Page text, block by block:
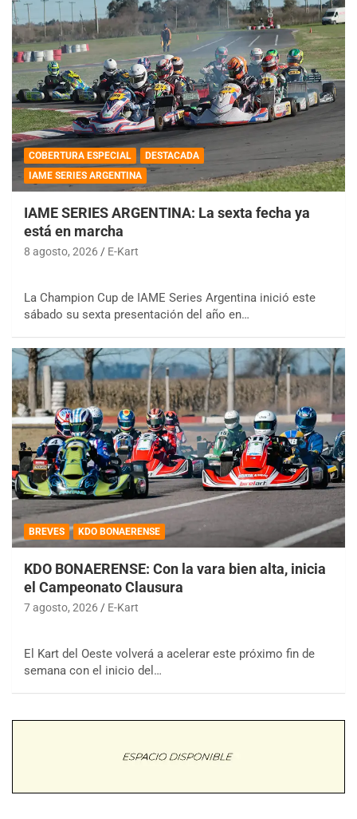
COBERTURA ESPECIAL
DESTACADA
IAME SERIES ARGENTINA
IAME SERIES ARGENTINA: La sexta fecha ya
está en marcha
8 agosto, 2026 E-Kart
La Champion Cup de IAME Series Argentina inició este
sábado su sexta presentación del año en…
BREVES KDO BONAERENSE
KDO BONAERENSE: Con la vara bien alta, inicia
el Campeonato Clausura
7 agosto, 2026 E-Kart
El Kart del Oeste volverá a acelerar este próximo fin de
semana con el inicio del…